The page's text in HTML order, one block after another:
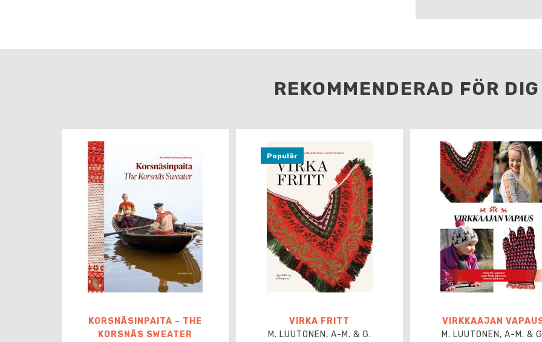
REKOMMENDERAD FÖR DIG
KORSNÄSINPAITA – THE
KORSNÄS SWEATER
Populär
VIRKA FRITT
M. LUUTONEN, A-M. & G.
VIRKKAAJAN
M. LUUTONEN, A-M. &